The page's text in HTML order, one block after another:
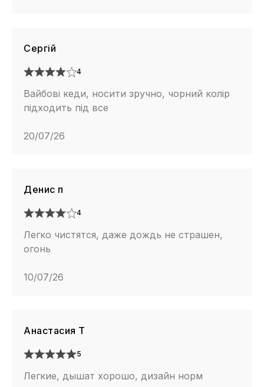
Сергій
4
Вайбові кеди, носити зручно, чорний колір
підходить під все
20/07/26
Денис п
4
Легко чистятся, даже дождь не страшен,
огонь
10/07/26
Анастасия Т
5
Легкие, дышат хорошо, дизайн норм